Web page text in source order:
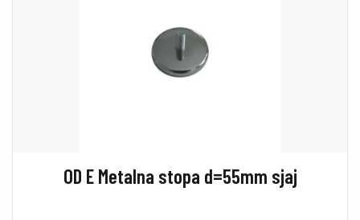
OD E Metalna stopa d=55mm sjaj